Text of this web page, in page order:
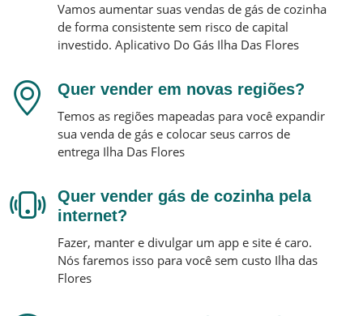
Vamos aumentar suas vendas de gás de cozinha
de forma consistente sem risco de capital
investido. Aplicativo Do Gás Ilha Das Flores
Quer vender em novas regiões?
Temos as regiões mapeadas para você expandir
sua venda de gás e colocar seus carros de
entrega Ilha Das Flores
Quer vender gás de cozinha pela
internet?
Fazer, manter e divulgar um app e site é caro.
Nós faremos isso para você sem custo Ilha das
Flores